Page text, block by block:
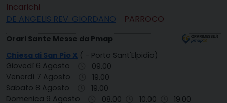
Incarichi
DE ANGELIS REV. GIORDANO
PARROCO
Orari Sante Messe da Pmap
Chiesa di San Pio X ( - Porto Sant'Elpidio)
Giovedì 6 Agosto
09.00
Venerdì 7 Agosto
19.00
Sabato 8 Agosto
19.00
Domenica 9 Agosto
08.00 10.00
19.00